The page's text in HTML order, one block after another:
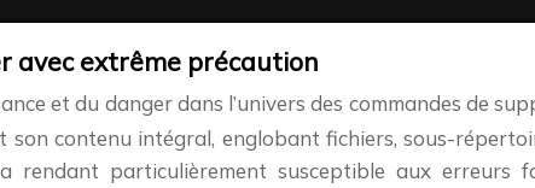
avec extrême précaution
et du danger dans l’univers des commandes de
contenu intégral, englobant fichiers, sous-
particulièrement susceptible aux erreurs